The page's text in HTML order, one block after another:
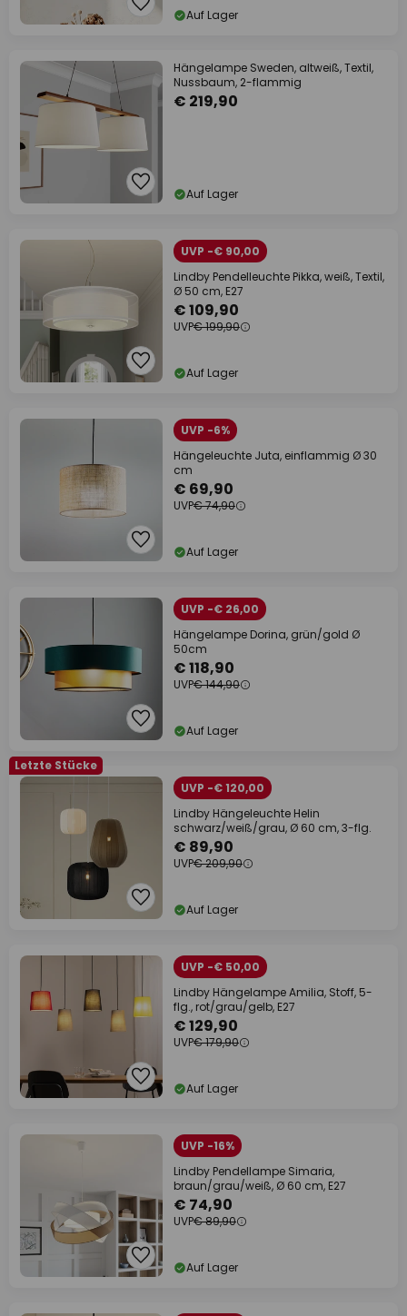
Auf Lager
Hängelampe Sweden, altweiß, Textil,
Nussbaum, 2-flammig
€ 219,90
Auf Lager
UVP -€ 90,00
Lindby Pendelleuchte Pikka, weiß, Textil,
Ø 50 cm, E27
€ 109,90
UVP€ 199,90
Auf Lager
UVP -6%
Hängeleuchte Juta, einflammig Ø 30
cm
€ 69,90
UVP€ 74,90
Auf Lager
UVP -€ 26,00
Hängelampe Dorina, grün/gold Ø
50cm
€ 118,90
UVP€ 144,90
Auf Lager
Letzte Stücke
UVP -€ 120,00
Lindby Hängeleuchte Helin
schwarz/weiß/grau, Ø 60 cm, 3-flg.
€ 89,90
UVP€ 209,90
Auf Lager
UVP -€ 50,00
Lindby Hängelampe Amilia, Stoff, 5-
flg., rot/grau/gelb, E27
€ 129,90
UVP€ 179,90
Auf Lager
UVP -16%
Lindby Pendellampe Simaria,
braun/grau/weiß, Ø 60 cm, E27
€ 74,90
UVP€ 89,90
Auf Lager